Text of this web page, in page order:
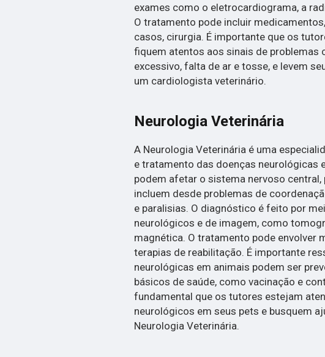
exames como o eletrocardiograma, a
O tratamento pode incluir
casos, cirurgia. É importante que os
fiquem atentos aos sinais de problemas
excessivo, falta de ar e tosse, e levem
um cardiologista veterinário.
Neurologia Veterinária
A Neurologia Veterinária é uma
e tratamento das doenças neurológicas
podem afetar o sistema nervoso
incluem desde problemas de
e paralisias. O diagnóstico é feito por
neurológicos e de imagem, como
magnética. O tratamento pode envolver
terapias de reabilitação. É importante
neurológicas em animais podem ser
básicos de saúde, como vacinação e
fundamental que os tutores estejam
neurológicos em seus pets e busquem
Neurologia Veterinária.